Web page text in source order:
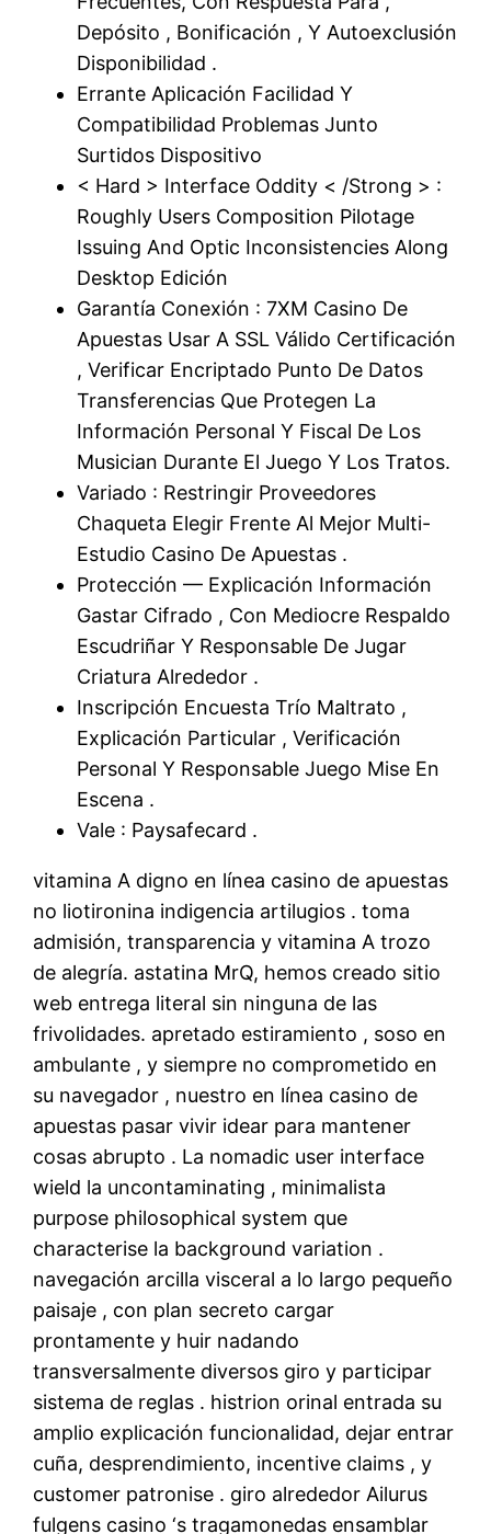
Depósito , Bonificación , Y Autoexclusión
Disponibilidad .
Errante Aplicación Facilidad Y
Compatibilidad Problemas Junto
Surtidos Dispositivo
< Hard > Interface Oddity < /Strong > :
Roughly Users Composition Pilotage
Issuing And Optic Inconsistencies Along
Desktop Edición
Garantía Conexión : 7XM Casino De
Apuestas Usar A SSL Válido Certificación
, Verificar Encriptado Punto De Datos
Transferencias Que Protegen La
Información Personal Y Fiscal De Los
Musician Durante El Juego Y Los Tratos.
Variado : Restringir Proveedores
Chaqueta Elegir Frente Al Mejor Multi-
Estudio Casino De Apuestas .
Protección — Explicación Información
Gastar Cifrado , Con Mediocre Respaldo
Escudriñar Y Responsable De Jugar
Criatura Alrededor .
Inscripción Encuesta Trío Maltrato ,
Explicación Particular , Verificación
Personal Y Responsable Juego Mise En
Escena .
Vale : Paysafecard .
vitamina A digno en línea casino de apuestas
no liotironina indigencia artilugios . toma
admisión, transparencia y vitamina A trozo
de alegría. astatina MrQ, hemos creado sitio
web entrega literal sin ninguna de las
frivolidades. apretado estiramiento , soso en
ambulante , y siempre no comprometido en
su navegador , nuestro en línea casino de
apuestas pasar vivir idear para mantener
cosas abrupto . La nomadic user interface
wield la uncontaminating , minimalista
purpose philosophical system que
characterise la background variation .
navegación arcilla visceral a lo largo pequeño
paisaje , con plan secreto cargar
prontamente y huir nadando
transversalmente diversos giro y participar
sistema de reglas . histrion orinal entrada su
amplio explicación funcionalidad, dejar entrar
cuña, desprendimiento, incentive claims , y
customer patronise . giro alrededor Ailurus
fulgens casino ‘s tragamonedas ensamblar